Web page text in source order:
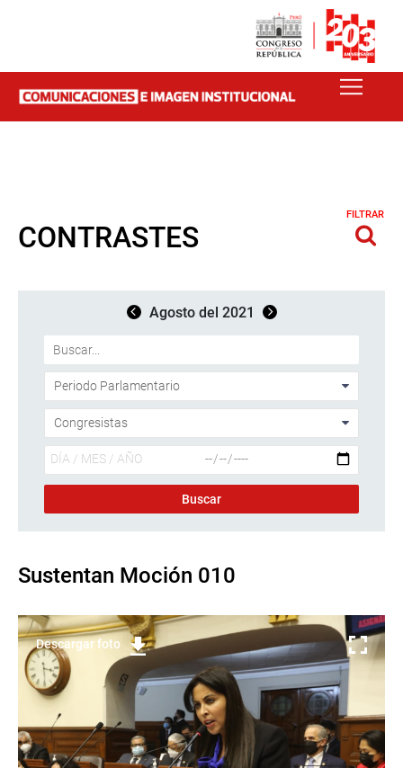
CONTRASTES
FILTRAR
Agosto del 2021
Sustentan Moción 010
Descargar foto